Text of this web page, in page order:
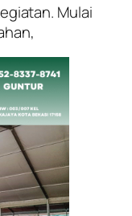
Mulai